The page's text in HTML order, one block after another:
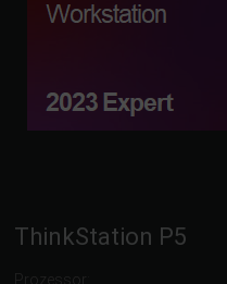
ThinkStation P5
Prozessor: